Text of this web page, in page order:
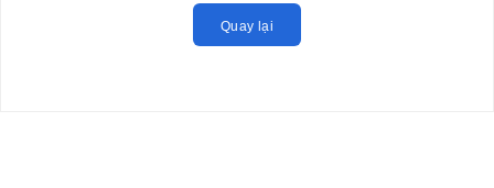
Quay lại